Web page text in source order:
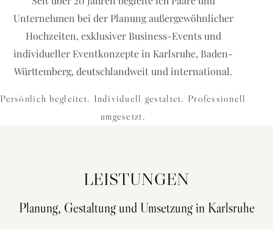
HOCHZEIT PLANEN
Unternehmen bei der Planung außergewöhnlicher
Hochzeiten, exklusiver Business-Events und
individueller Eventkonzepte in Karlsruhe, Baden-
Württemberg, deutschlandweit und international.
Persönlich begleitet. Individuell gestaltet. Professionell
umgesetzt.
LEISTUNGEN
Planung, Gestaltung und Umsetzung in Karlsruhe